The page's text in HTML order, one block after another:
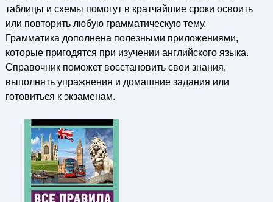
таблицы и схемы помогут в кратчайшие сроки освоить
или повторить любую грамматическую тему.
Грамматика дополнена полезными приложениями,
которые пригодятся при изучении английского языка.
Справочник поможет восстановить свои знания,
выполнять упражнения и домашние задания или
готовиться к экзаменам.